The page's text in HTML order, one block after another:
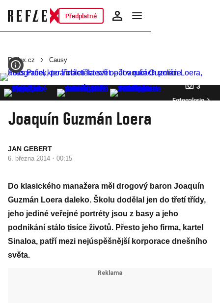
Předplatné
Reflex.cz Causy
3
Fotogalerie
Joaquín Guzmán Loera
JAN GEBERT
6. března 2014 · 00:15
Do klasického manažera měl drogový baron Joaquín
Guzmán Loera daleko. Školu dodělal jen do třetí třídy,
jeho jediné veřejné portréty jsou z basy a jeho
podnikání stálo tisíce životů. Přesto jeho firma, kartel
Sinaloa, patří mezi nejúspěšnější korporace dnešního
světa.